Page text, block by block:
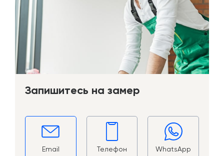
Запишитесь на замер
Email Телефон WhatsApp